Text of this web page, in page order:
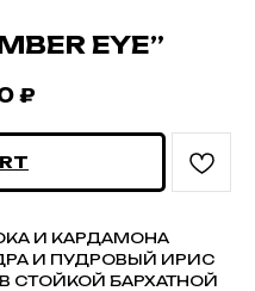
EYE”
₽
И КАРДАМОНА
И ПУДРОВЫЙ ИРИС
СТОЙКОЙ БАРХАТНОЙ